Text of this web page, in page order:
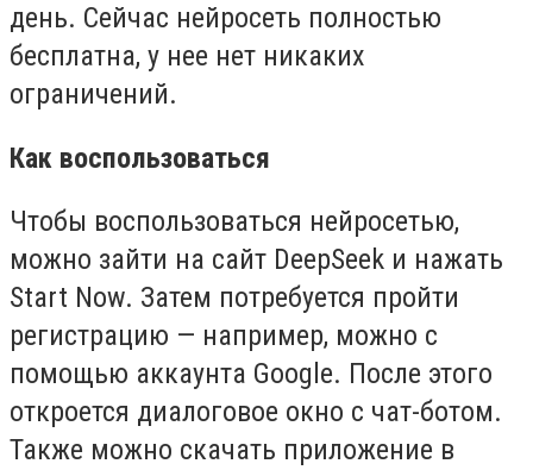
день. Сейчас нейросеть полностью
бесплатна, у нее нет никаких
ограничений.
Как воспользоваться
Чтобы воспользоваться нейросетью,
можно зайти на сайт DeepSeek и нажать
Start Now. Затем потребуется пройти
регистрацию — например, можно с
помощью аккаунта Google. После этого
откроется диалоговое окно с чат-ботом.
Также можно скачать приложение в